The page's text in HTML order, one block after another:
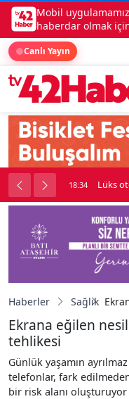
Mobil
haberdar olmak
Canlı Yayın
milyonluk soygun 18:34
Haberler Sağlık
Ekrana eğilen
tehlikesi
Günlük yaşamın
telefonlar, fark
bir risk alanı oluşturuyor